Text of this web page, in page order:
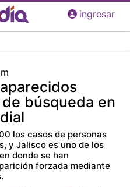
Pasar
al
principal
ingresar
búsqueda en
los casos de personas
y Jalisco es uno de los
donde se han
forzada mediante